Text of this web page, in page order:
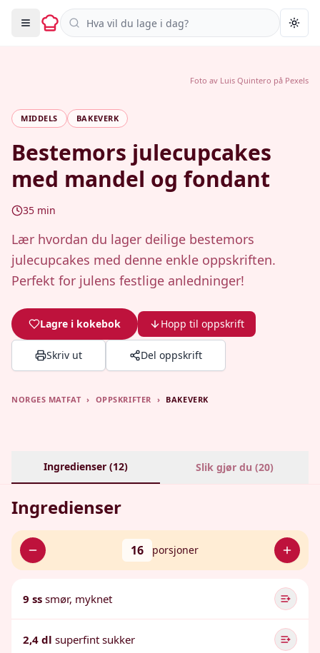
Søk i oppskrifter
MIDDELS BAKEVERK
Bestemors julecupcakes
med mandel og fondant
35 min
Lær hvordan du lager deilige bestemors
julecupcakes med denne enkle oppskriften.
Perfekt for julens festlige anledninger!
Lagre i kokebok Hopp til oppskrift
Skriv ut Del oppskrift
Foto av Luis Quintero på Pexels
NORGES MATFAT › OPPSKRIFTER › BAKEVERK
Ingredienser (12) Slik gjør du (20)
Ingredienser
16 porsjoner
9 ss smør, myknet
2,4 dl superfint sukker